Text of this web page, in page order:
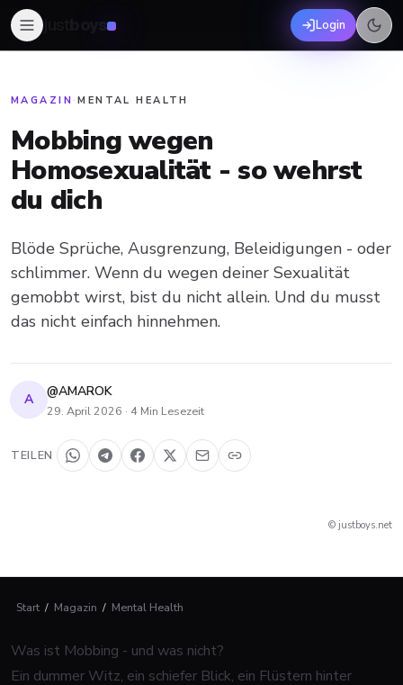
boys Login
MAGAZIN ·MENTAL HEALTH
Mobbing wegen
Homosexualität - so wehrst
du dich
Blöde Sprüche, Ausgrenzung, Beleidigungen - oder
schlimmer. Wenn du wegen deiner Sexualität
gemobbt wirst, bist du nicht allein. Und du musst
das nicht einfach hinnehmen.
A @AMAROK
29. April 2026 · 4 Min Lesezeit
TEILEN
© justboys.net
Start / Magazin / Mental Health
Was ist Mobbing - und was nicht?
Ein dummer Witz, ein schiefer Blick, ein Flüstern hinter